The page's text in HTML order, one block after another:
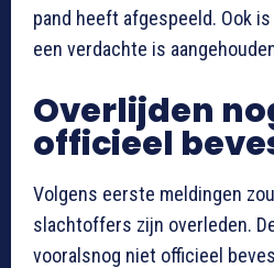
pand heeft afgespeeld. Ook
een verdachte is
Overlijden
officieel
Volgens eerste meldingen
slachtoffers zijn overleden.
vooralsnog niet officieel